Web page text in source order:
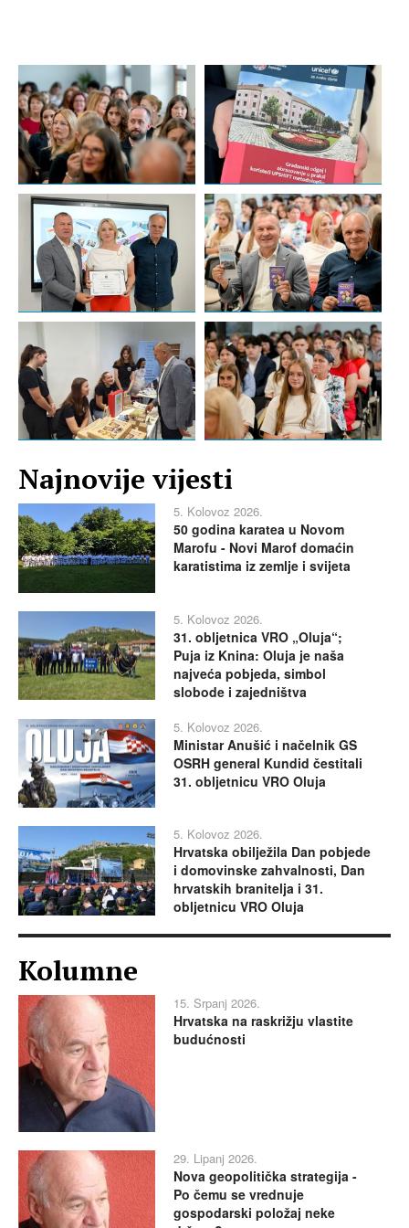
Najnovije vijesti
5. Kolovoz 2026.
50 godina karatea u Novom
Marofu - Novi Marof domaćin
karatistima iz zemlje i svijeta
5. Kolovoz 2026.
31. obljetnica VRO „Oluja“;
Puja iz Knina: Oluja je naša
najveća pobjeda, simbol
slobode i zajedništva
5. Kolovoz 2026.
Ministar Anušić i načelnik GS
OSRH general Kundid čestitali
31. obljetnicu VRO Oluja
5. Kolovoz 2026.
Hrvatska obilježila Dan pobjede
i domovinske zahvalnosti, Dan
hrvatskih branitelja i 31.
obljetnicu VRO Oluja
Kolumne
15. Srpanj 2026.
Hrvatska na raskrižju vlastite
budućnosti
29. Lipanj 2026.
Nova geopolitička strategija -
Po čemu se vrednuje
gospodarski položaj neke